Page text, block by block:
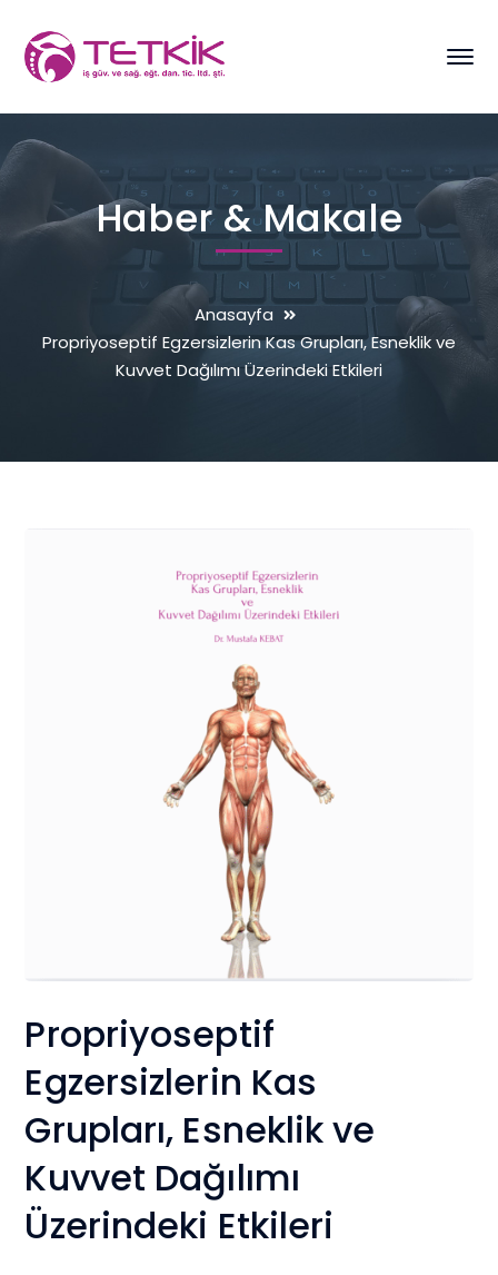
Haber & Makale
Anasayfa
Propriyoseptif Egzersizlerin Kas Grupları, Esneklik ve
Kuvvet Dağılımı Üzerindeki Etkileri
Propriyoseptif
Egzersizlerin Kas
Grupları, Esneklik ve
Kuvvet Dağılımı
Üzerindeki Etkileri